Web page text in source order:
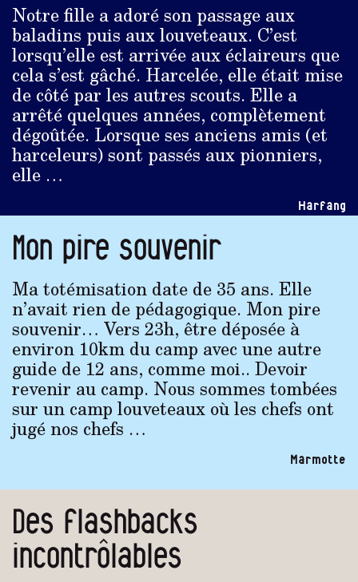
Notre fille a adoré son passage aux
baladins puis aux louveteaux. C’est
lorsqu’elle est arrivée aux éclaireurs que
cela s’est gâché. Harcelée, elle était mise
de côté par les autres scouts. Elle a
arrêté quelques années, complètement
dégoûtée. Lorsque ses anciens amis (et
harceleurs) sont passés aux pionniers,
elle …
Harfang
Mon pire souvenir
Ma totémisation date de 35 ans. Elle
n’avait rien de pédagogique. Mon pire
souvenir… Vers 23h, être déposée à
environ 10km du camp avec une autre
guide de 12 ans, comme moi.. Devoir
revenir au camp. Nous sommes tombées
sur un camp louveteaux où les chefs ont
jugé nos chefs …
Marmotte
Des flashbacks
incontrôlables